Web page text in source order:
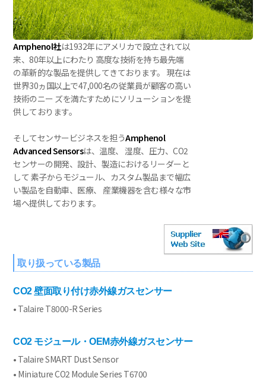
Amphenol社は1932年にアメリカで設立されて以
来、80年以上にわたり 高度な技術を持ち最先端
の革新的な製品を提供してきております。 現在は
世界30ヵ国以上で47,000名の従業員が顧客の高い
技術のニー ズを満たすためにソリューションを提
供しております。
そしてセンサービジネスを担うAmphenol
Advanced Sensorsは、温度、 湿度、圧力、CO2
センサーの開発、設計、製造におけるリーダーと
して 素子からモジュール、カスタム製品まで幅広
い製品を自動車、医療、 産業機器を含む様々な市
場へ提供しております。
取り扱っている製品
CO2 壁面取り付け赤外線ガスセンサー
• Talaire T8000-R Series
CO2 モジュール・OEM赤外線ガスセンサー
• Talaire SMART Dust Sensor
• Miniature CO2 Module Series T6700